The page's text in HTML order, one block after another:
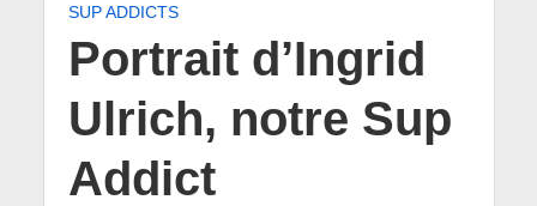
SUP ADDICTS
Portrait d’Ingrid
Ulrich, notre Sup
Addict